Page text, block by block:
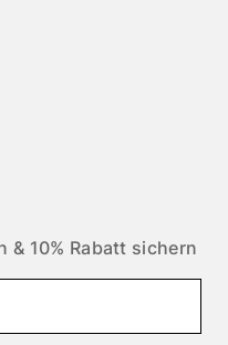
10% Rabatt sichern